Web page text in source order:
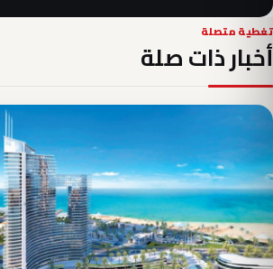
تغطية متصلة
أخبار ذات صلة